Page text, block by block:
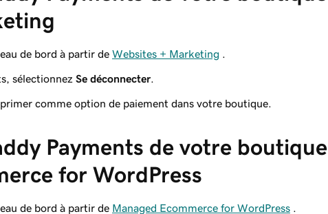
de bord à partir de Websites + Marketing
sélectionnez Se déconnecter
comme option de paiement dans votre boutique.
Payments de votre boutique
for WordPress
de bord à partir de Managed Ecommerce for WordPress